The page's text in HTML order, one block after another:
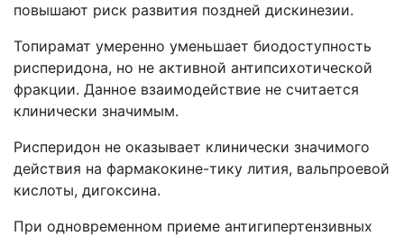
повышают риск развития поздней дискинезии.
Топирамат умеренно уменьшает биодоступность
рисперидона, но не активной антипсихотической
фракции. Данное взаимодействие не считается
клинически значимым.
Рисперидон не оказывает клинически значимого
действия на фармакокине-тику лития, вальпроевой
кислоты, дигоксина.
При одновременном приеме антигипертензивных